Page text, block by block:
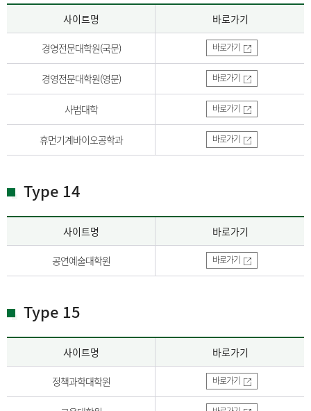
사이트명 바로가기
경영전문대학원(국문) 바로가기
경영전문대학원(영문) 바로가기
사범대학 바로가기
휴먼기계바이오공학과 바로가기
Type 14
사이트명 바로가기
공연예술대학원 바로가기
Type 15
사이트명 바로가기
정책과학대학원 바로가기